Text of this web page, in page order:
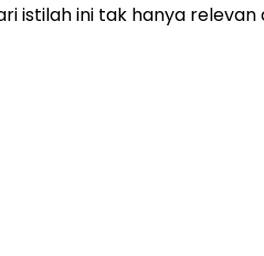
ini tak hanya relevan